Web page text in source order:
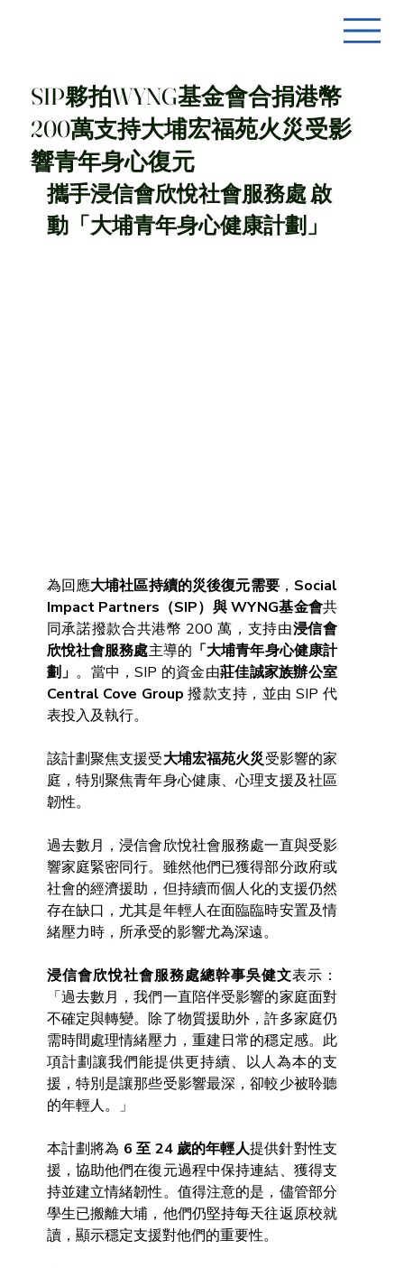
SIP夥拍WYNG基金會合捐港幣
200萬支持大埔宏福苑火災受影
響青年身心復元
攜手浸信會欣悅社會服務處 啟
動「大埔青年身心健康計劃」
為回應大埔社區持續的災後復元需要， Social
Impact Partners（SIP）與 WYNG基金會共
同承諾撥款合共港幣 200 萬，支持由浸信會
欣悅社會服務處主導的 「大埔青年身心健康計
劃」 。當中，SIP 的資金由莊佳誠家族辦公室
Central Cove Group 撥款支持，並由 SIP 代
表投入及執行。
該計劃聚焦支援受大埔宏福苑火災受影響的家
庭，特別聚焦青年身心健康、心理支援及社區
韌性。
過去數月，浸信會欣悅社會服務處一直與受影
響家庭緊密同行。雖然他們已獲得部分政府或
社會的經濟援助，但持續而個人化的支援仍然
存在缺口，尤其是年輕人在面臨臨時安置及情
緒壓力時，所承受的影響尤為深遠。
浸信會欣悅社會服務處總幹事吳健文表示：
「過去數月，我們一直陪伴受影響的家庭面對
不確定與轉變。除了物質援助外，許多家庭仍
需時間處理情緒壓力，重建日常的穩定感。此
項計劃讓我們能提供更持續、以人為本的支
援，特別是讓那些受影響最深，卻較少被聆聽
的年輕人。」
本計劃將為 6 至 24 歲的年輕人提供針對性支
援，協助他們在復元過程中保持連結、獲得支
持並建立情緒韌性。值得注意的是，儘管部分
學生已搬離大埔，他們仍堅持每天往返原校就
讀，顯示穩定支援對他們的重要性。